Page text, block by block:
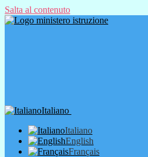
Salta al contenuto
Italiano
Italiano
English
Français